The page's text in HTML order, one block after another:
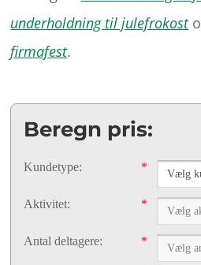
underholdning til julefrokost
firmafest.
Beregn pris:
*
Kundetype:
*
Aktivitet:
*
Antal deltagere: